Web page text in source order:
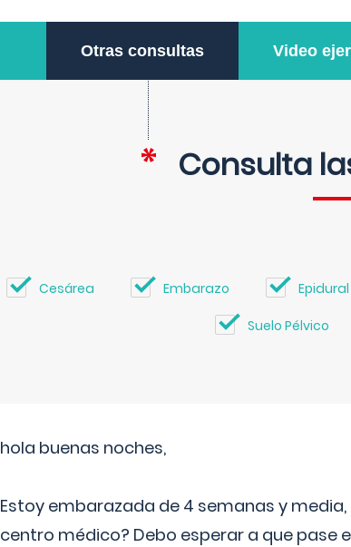
Otras consultas Video
Consulta
Cesárea Embarazo Epidural
Suelo Pélvico
hola buenas noches,
Estoy embarazada de 4 semanas y
centro médico? Debo esperar a que pase